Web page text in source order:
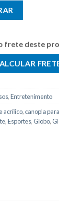
frete deste
,Entretenimento
acrílico,canopla
,Esportes,Globo,